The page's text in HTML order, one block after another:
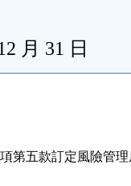
月 31 日
第五款訂定風險管